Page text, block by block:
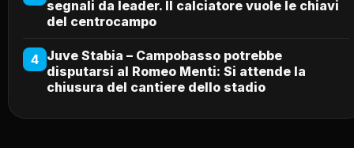
segnali da leader. Il calciatore vuole le chiavi
del centrocampo
4 Juve Stabia – Campobasso potrebbe
disputarsi al Romeo Menti: Si attende la
chiusura del cantiere dello stadio